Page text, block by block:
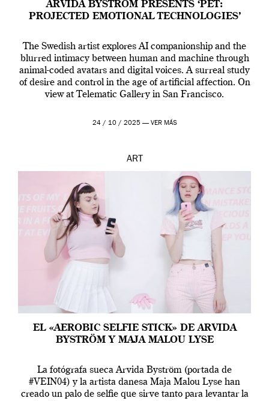
ARVIDA BYSTRÖM PRESENTS ‘PET:
PROJECTED EMOTIONAL TECHNOLOGIES’
The Swedish artist explores AI companionship and the
blurred intimacy between human and machine through
animal-coded avatars and digital voices. A surreal study
of desire and control in the age of artificial affection. On
view at Telematic Gallery in San Francisco.
24 / 10 / 2025 — VER MÁS
ART
EL «AEROBIC SELFIE STICK» DE ARVIDA
BYSTRÖM Y MAJA MALOU LYSE
La fotógrafa sueca Arvida Byström (portada de
#VEIN04) y la artista danesa Maja Malou Lyse han
creado un palo de selfie que sirve tanto para levantar la